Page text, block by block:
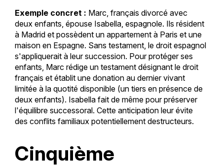
Exemple concret : Marc, français divorcé avec
deux enfants, épouse Isabella, espagnole. Ils résident
à Madrid et possèdent un appartement à Paris et une
maison en Espagne. Sans testament, le droit espagnol
s'appliquerait à leur succession. Pour protéger ses
enfants, Marc rédige un testament désignant le droit
français et établit une donation au dernier vivant
limitée à la quotité disponible (un tiers en présence de
deux enfants). Isabella fait de même pour préserver
l'équilibre successoral. Cette anticipation leur évite
des conflits familiaux potentiellement destructeurs.
Cinquième